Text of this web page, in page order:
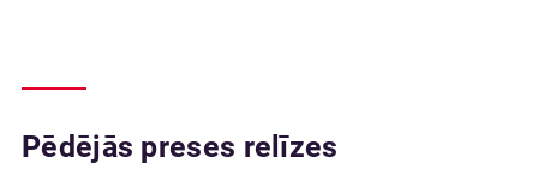
Pēdējās preses relīzes